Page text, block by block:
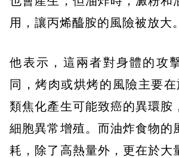
用，讓丙烯醯胺的風險被放大。
他表示，這兩者對身體的攻
同，烤肉或烘烤的風險主要
類焦化產生可能致癌的異環胺
細胞異常增殖。而油炸食物的
耗，除了高熱量外，更在於大